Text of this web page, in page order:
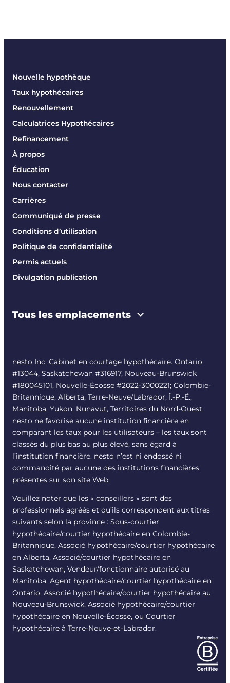
Nouvelle hypothèque
Taux hypothécaires
Renouvellement
Calculatrices Hypothécaires
Refinancement
À propos
Éducation
Nous contacter
Carrières
Communiqué de presse
Conditions d’utilisation
Politique de confidentialité
Permis actuels
Divulgation publication
Tous les emplacements
nesto Inc. Cabinet en courtage hypothécaire. Ontario
#13044, Saskatchewan #316917, Nouveau-Brunswick
#180045101, Nouvelle-Écosse #2022-3000221; Colombie-
Britannique, Alberta, Terre-Neuve/Labrador, Î.-P.-É.,
Manitoba, Yukon, Nunavut, Territoires du Nord-Ouest.
nesto ne favorise aucune institution financière en
comparant les taux pour les utilisateurs – les taux sont
classés du plus bas au plus élevé, sans égard à
l’institution financière. nesto n’est ni endossé ni
commandité par aucune des institutions financières
présentes sur son site Web.
Veuillez noter que les « conseillers » sont des
professionnels agréés et qu’ils correspondent aux titres
suivants selon la province : Sous-courtier
hypothécaire/courtier hypothécaire en Colombie-
Britannique, Associé hypothécaire/courtier hypothécaire
en Alberta, Associé/courtier hypothécaire en
Saskatchewan, Vendeur/fonctionnaire autorisé au
Manitoba, Agent hypothécaire/courtier hypothécaire en
Ontario, Associé hypothécaire/courtier hypothécaire au
Nouveau-Brunswick, Associé hypothécaire/courtier
hypothécaire en Nouvelle-Écosse, ou Courtier
hypothécaire à Terre-Neuve-et-Labrador.